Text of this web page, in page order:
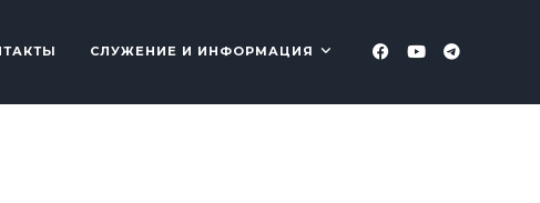
СЛУЖЕНИЕ И ИНФОРМАЦИЯ